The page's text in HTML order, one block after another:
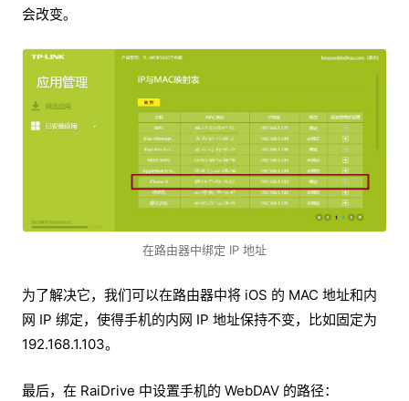
会改变。
在路由器中绑定 IP 地址
为了解决它，我们可以在路由器中将 iOS 的 MAC 地址和内
网 IP 绑定，使得手机的内网 IP 地址保持不变，比如固定为
192.168.1.103。
最后，在 RaiDrive 中设置手机的 WebDAV 的路径：